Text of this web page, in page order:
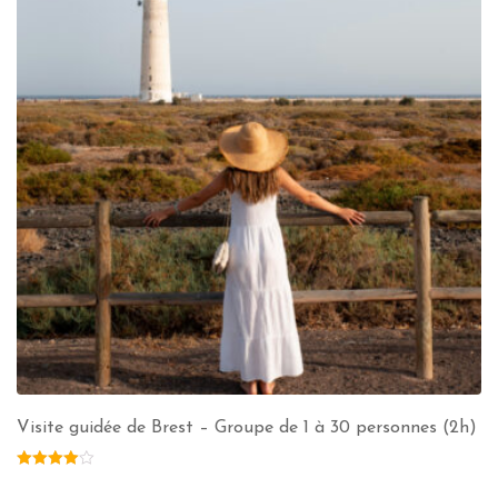
Visite guidée de Brest – Groupe de 1 à 30 personnes (2h)